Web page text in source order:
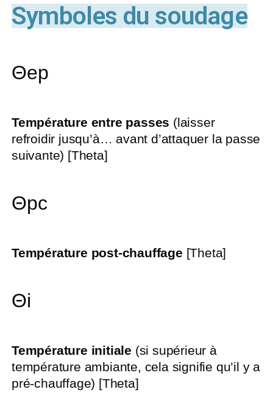
Symboles du soudage
Θep
Température entre passes (laisser
refroidir jusqu’à… avant d’attaquer la passe
suivante) [Theta]
Θpc
Température post-chauffage [Theta]
Θi
Température initiale (si supérieur à
température ambiante, cela signifie qu’il y a
pré-chauffage) [Theta]